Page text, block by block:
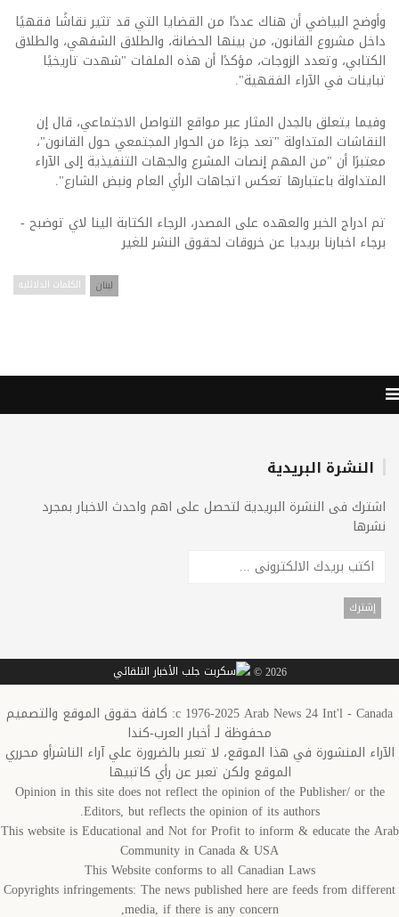
وأوضح البياضي أن هناك عددًا من القضايا التي قد تثير نقاشًا فقهيًا
داخل مشروع القانون، من بينها الحضانة، والطلاق الشفهي، والطلاق
الكتابي، وتعدد الزوجات، مؤكدًا أن هذه الملفات "شهدت تاريخيًا
تباينات في الآراء الفقهية".
وفيما يتعلق بالجدل المثار عبر مواقع التواصل الاجتماعي، قال إن
النقاشات المتداولة "تعد جزءًا من الحوار المجتمعي حول القانون"،
معتبرًا أن "من المهم إنصات المشرع والجهات التنفيذية إلى الآراء
المتداولة باعتبارها تعكس اتجاهات الرأي العام ونبض الشارع".
تم ادراج الخبر والعهده على المصدر، الرجاء الكتابة الينا لاي توضبح -
برجاء اخبارنا بريديا عن خروقات لحقوق النشر للغير
الكلمات الدلائليه لبنان
النشرة البريدية
اشترك فى النشرة البريدية لتحصل على اهم واحدث الاخبار بمجرد
نشرها
2026 ©
c 1976-2025 Arab News 24 Int'l - Canada: كافة حقوق الموقع والتصميم
محفوظة لـ أخبار العرب-كندا
الآراء المنشورة في هذا الموقع، لا تعبر بالضرورة علي آراء الناشرأو محرري
الموقع ولكن تعبر عن رأي كاتبيها
Opinion in this site does not reflect the opinion of the Publisher/ or the
Editors, but reflects the opinion of its authors.
This website is Educational and Not for Profit to inform & educate the Arab
Community in Canada & USA
This Website conforms to all Canadian Laws
Copyrights infringements: The news published here are feeds from different
media, if there is any concern,